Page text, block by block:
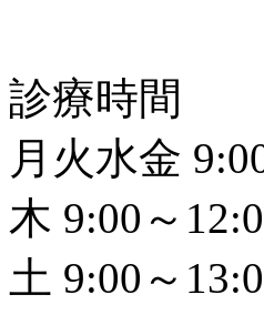
診療時間
月火水金
木 9:00～
土 9:00～